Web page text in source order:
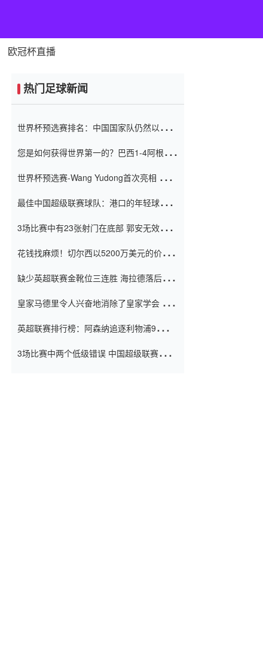
欧冠杯直播
热门足球新闻
世界杯预选赛排名：中国国家队仍然以6分
您是如何获得世界第一的？巴西1-4阿根
世界杯预选赛-Wang Yudong首次亮相 中国
最佳中国超级联赛球队：港口的年轻球员在
（Taishan）
3场比赛中有23张射门在底部 郭安无效传球
花钱找麻烦！切尔西以5200万美元的价格
窗口
缺少英超联赛金靴位三连胜 海拉德落后6球
皇家马德里令人兴奋地消除了皇家学会 安
英超联赛排行榜：阿森纳追逐利物浦9分 曼
3场比赛中两个低级错误 中国超级联赛的前